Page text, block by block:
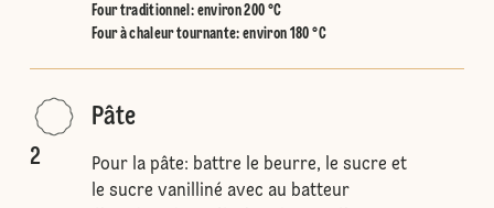
Four traditionnel : environ 200 °C
Four à chaleur tournante: environ 180 °C
2
Pâte
Pour la pâte: battre le beurre, le sucre et
le sucre vanilliné avec au batteur